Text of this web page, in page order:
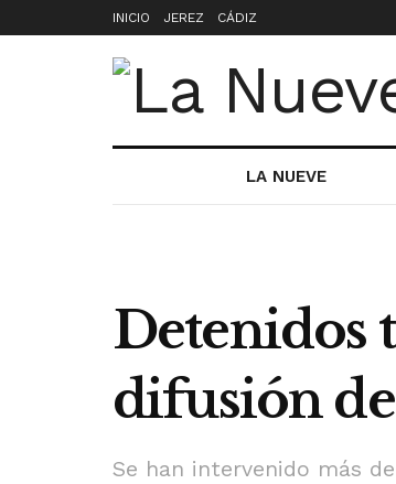
INICIO JEREZ CÁDIZ
LA NUEVE
Detenidos
difusión
Se han intervenido más